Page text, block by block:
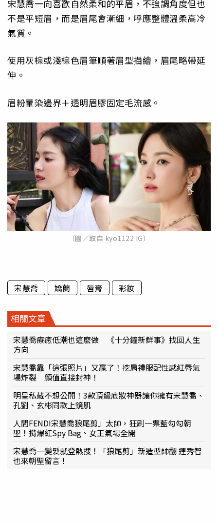
宋慧喬一向喜歡自然柔和的平眉，不強調角度但也
不是平短眉，而是眉尾會漸細，呼應整體溫柔高冷
氣質。
使用灰棕或淺棕色眉筆順著眉型描繪，眉尾略帶延
伸。
眉粉暈染邊界＋透明眉膠固定毛流感。
（圖／取自 kyo1122 IG）
宋慧喬 嬌蘭 唇膏 彩妝
相關文章
宋慧喬療癒低潮也這麼做 《十分鐘新鮮事》找回人生
方向
宋慧喬靠「這張照片」又贏了！挖肩禮服配性感紅唇氣
場炸裂 顏值直接封神！
明星私藏不想公開！3款頂級底妝神器讓你擁有宋慧喬、
孔劉、玄彬同款上鏡肌
人間FENDI宋慧喬狼尾剪」太帥，狂刷一票藍勾勾朝
聖！揹爆紅Spy Bag、女王氣場全開
宋慧喬一變髮就登熱搜！「狼尾剪」新造型帥翻 連秀智
也來朝聖留言！